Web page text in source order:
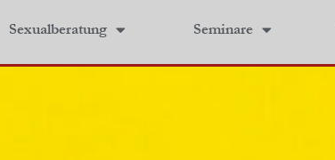
Sexualberatung Seminare